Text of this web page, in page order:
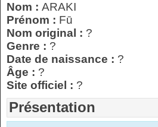
Nom : ARAKI
Prénom : Fū
Nom original : ?
Genre : ?
Date de naissance : ?
Âge : ?
Site officiel : ?
Présentation